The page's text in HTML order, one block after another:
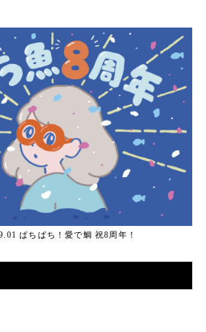
ぱちぱち！愛で鯛 祝8周年！